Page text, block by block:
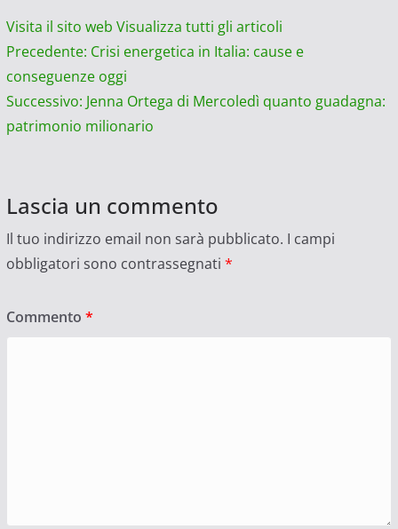
Visita il sito web Visualizza tutti gli articoli
Navigazione
articolo
Precedente: Crisi energetica in Italia: cause e
conseguenze oggi
Successivo: Jenna Ortega di Mercoledì quanto guadagna:
patrimonio milionario
Lascia un commento
Il tuo indirizzo email non sarà pubblicato. I campi
obbligatori sono contrassegnati *
Commento *